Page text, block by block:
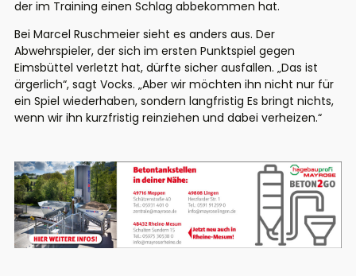
der im Training einen Schlag abbekommen hat.
Bei Marcel Ruschmeier sieht es anders aus. Der
Abwehrspieler, der sich im ersten Punktspiel gegen
Eimsbüttel verletzt hat, dürfte sicher ausfallen. „Das ist
ärgerlich“, sagt Vocks. „Aber wir möchten ihn nicht nur für
ein Spiel wiederhaben, sondern langfristig Es bringt nichts,
wenn wir ihn kurzfristig reinziehen und dabei verheizen.“